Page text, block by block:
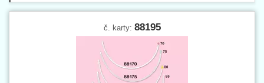
č. karty: 88195